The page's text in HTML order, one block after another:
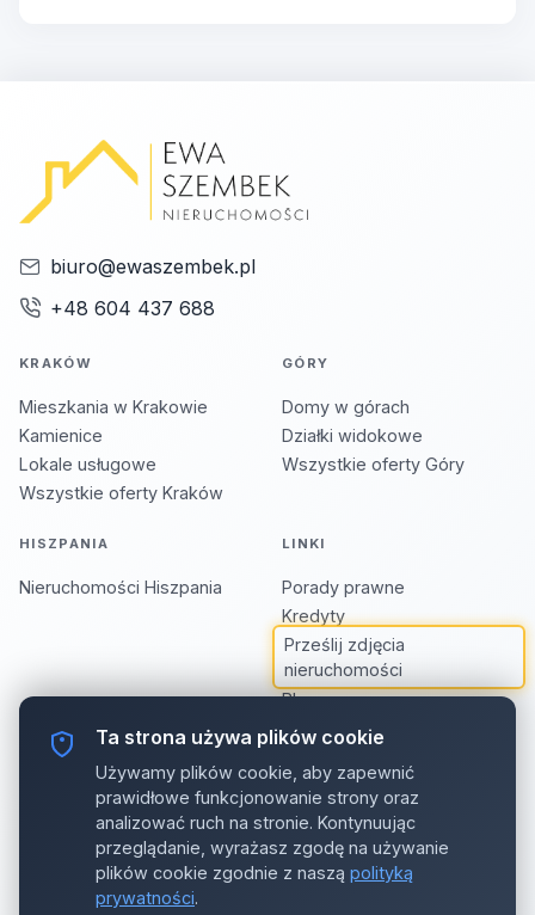
biuro@ewaszembek.pl
+48 604 437 688
KRAKÓW
Mieszkania w Krakowie
Kamienice
Lokale usługowe
Wszystkie oferty Kraków
GÓRY
Domy w górach
Działki widokowe
Wszystkie oferty Góry
HISZPANIA
Nieruchomości Hiszpania
LINKI
Porady prawne
Kredyty
Prześlij zdjęcia
nieruchomości
Blog
Biuro Stare Miasto
Pliki cookie
Ta strona używa plików cookie
Używamy plików cookie, aby zapewnić
prawidłowe funkcjonowanie strony oraz
analizować ruch na stronie. Kontynuując
przeglądanie, wyrażasz zgodę na używanie
plików cookie zgodnie z naszą polityką
prywatności.